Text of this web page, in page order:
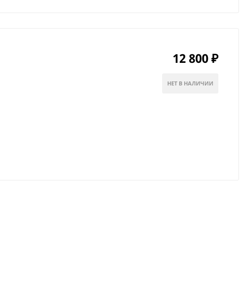
12 800 ₽
НЕТ В НАЛИЧИИ